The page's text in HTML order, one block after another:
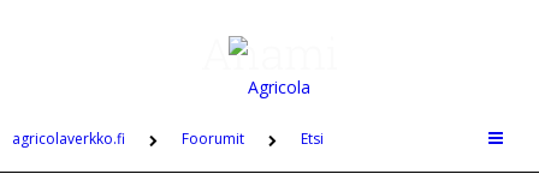
agricolaverkko.fi Foorumit Etsi